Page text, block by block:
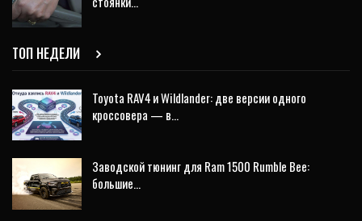
ТОП НЕДЕЛИ
Toyota RAV4 и Wildlander: две версии одного
кроссовера — в…
Заводской тюнинг для Ram 1500 Rumble Bee:
большие…